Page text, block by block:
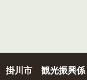
掛川市
観光振興係